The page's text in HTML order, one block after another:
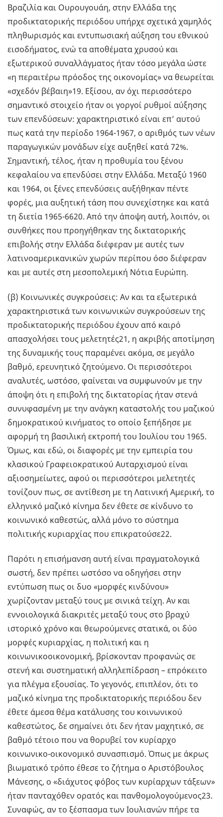
Βραζιλία και Ουρουγουάη, στην Ελλάδα της
προδικτατορικής περιόδου υπήρχε σχετικά χαμηλός
πληθωρισμός και εντυπωσιακή αύξηση του εθνικού
εισοδήματος, ενώ τα αποθέματα χρυσού και
εξωτερικού συναλλάγματος ήταν τόσο μεγάλα ώστε
«η περαιτέρω πρόοδος της οικονομίας» να θεωρείται
«σχεδόν βέβαιη»19. Εξίσου, αν όχι περισσότερο
σημαντικό στοιχείο ήταν οι γοργοί ρυθμοί αύξησης
των επενδύσεων: χαρακτηριστικό είναι επ’ αυτού
πως κατά την περίοδο 1964-1967, ο αριθμός των νέων
παραγωγικών μονάδων είχε αυξηθεί κατά 72%.
Σημαντική, τέλος, ήταν η προθυμία του ξένου
κεφαλαίου να επενδύσει στην Ελλάδα. Μεταξύ 1960
και 1964, οι ξένες επενδύσεις αυξήθηκαν πέντε
φορές, μια αυξητική τάση που συνεχίστηκε και κατά
τη διετία 1965-6620. Από την άποψη αυτή, λοιπόν, οι
συνθήκες που προηγήθηκαν της δικτατορικής
επιβολής στην Ελλάδα διέφεραν με αυτές των
λατινοαμερικανικών χωρών περίπου όσο διέφεραν
και με αυτές στη μεσοπολεμική Νότια Ευρώπη.
(β) Κοινωνικές συγκρούσεις: Αν και τα εξωτερικά
χαρακτηριστικά των κοινωνικών συγκρούσεων της
προδικτατορικής περιόδου έχουν από καιρό
απασχολήσει τους μελετητές21, η ακριβής αποτίμηση
της δυναμικής τους παραμένει ακόμα, σε μεγάλο
βαθμό, ερευνητικό ζητούμενο. Οι περισσότεροι
αναλυτές, ωστόσο, φαίνεται να συμφωνούν με την
άποψη ότι η επιβολή της δικτατορίας ήταν στενά
συνυφασμένη με την ανάγκη καταστολής του μαζικού
δημοκρατικού κινήματος το οποίο ξεπήδησε με
αφορμή τη βασιλική εκτροπή του Ιουλίου του 1965.
Όμως, και εδώ, οι διαφορές με την εμπειρία του
κλασικού Γραφειοκρατικού Αυταρχισμού είναι
αξιοσημείωτες, αφού οι περισσότεροι μελετητές
τονίζουν πως, σε αντίθεση με τη Λατινική Αμερική, το
ελληνικό μαζικό κίνημα δεν έθετε σε κίνδυνο το
κοινωνικό καθεστώς, αλλά μόνο το σύστημα
πολιτικής κυριαρχίας που επικρατούσε22.
Παρότι η επισήμανση αυτή είναι πραγματολογικά
σωστή, δεν πρέπει ωστόσο να οδηγήσει στην
εντύπωση πως οι δυο «μορφές κινδύνου»
χωρίζονταν μεταξύ τους με σινικά τείχη. Αν και
εννοιολογικά διακριτές μεταξύ τους στο βραχύ
ιστορικό χρόνο και θεωρούμενες στατικά, οι δύο
μορφές κυριαρχίας, η πολιτική και η
κοινωνικοοικονομική, βρίσκονταν προφανώς σε
στενή και συστηματική αλληλεπίδραση – επρόκειτο
για πλέγμα εξουσίας. Το γεγονός, επιπλέον, ότι το
μαζικό κίνημα της προδικτατορικής περιόδου δεν
έθετε άμεσα θέμα κατάλυσης του κοινωνικού
καθεστώτος, δε σημαίνει ότι δεν ήταν μαχητικό, σε
βαθμό τέτοιο που να θορυβεί τον κυρίαρχο
κοινωνικο-οικονομικό συνασπισμό. Όπως με άκρως
βιωματικό τρόπο έθεσε το ζήτημα ο Αριστόβουλος
Μάνεσης, ο «διάχυτος φόβος των κυρίαρχων τάξεων»
ήταν πανταχόθεν ορατός και πανθομολογούμενος23.
Συναφώς, αν το ξέσπασμα των Ιουλιανών πήρε τα